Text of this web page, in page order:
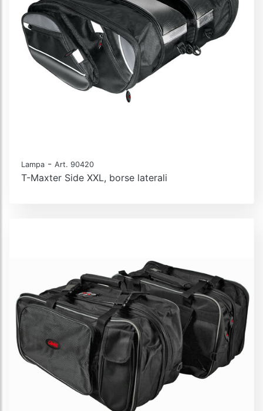
Lampa - Art. 90420
T-Maxter Side XXL, borse laterali